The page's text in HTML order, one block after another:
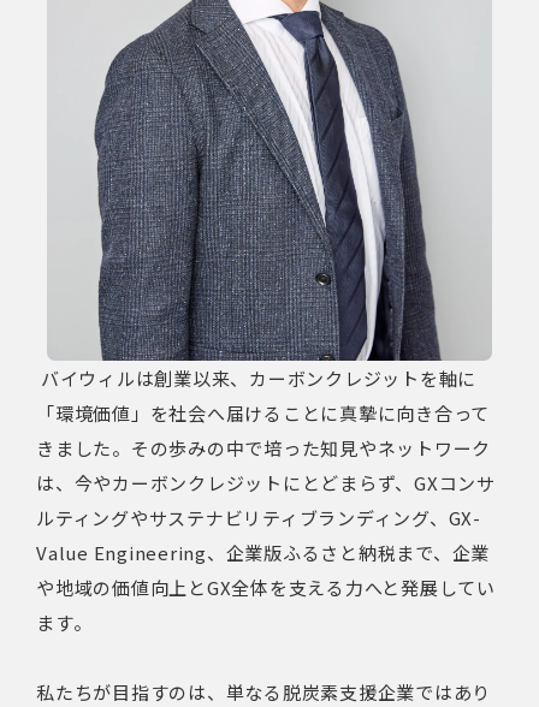
バイウィルは創業以来、カーボンクレジットを軸に
「環境価値」を社会へ届けることに真摯に向き合って
きました。その歩みの中で培った知見やネットワーク
は、今やカーボンクレジットにとどまらず、GXコンサ
ルティングやサステナビリティブランディング、GX-
Value Engineering、企業版ふるさと納税まで、企業
や地域の価値向上とGX全体を支える力へと発展してい
ます。
私たちが目指すのは、単なる脱炭素支援企業ではあり